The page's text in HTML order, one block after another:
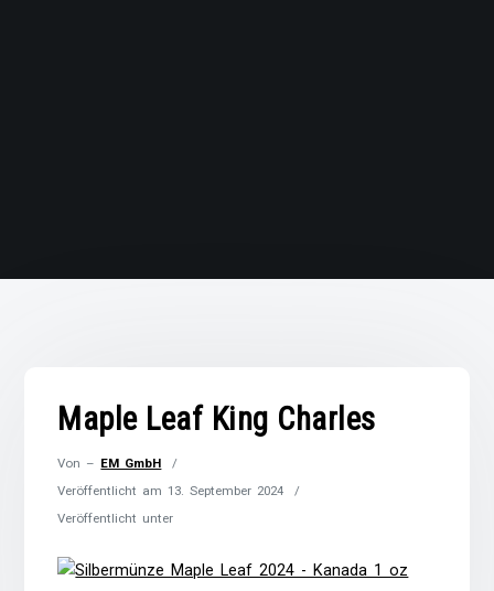
Maple Leaf King Charles
Von – EM GmbH
Veröffentlicht am13. September 2024
Veröffentlicht unter